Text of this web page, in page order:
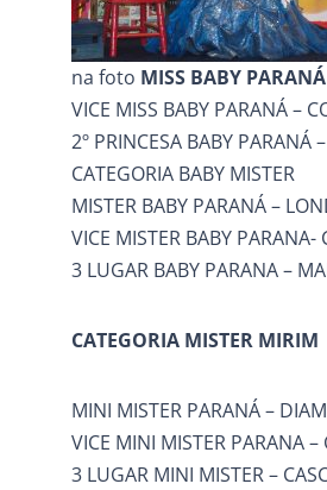
na foto MISS BABY
VICE MISS BABY PARANÁ –
2º PRINCESA BABY PARANÁ
CATEGORIA BABY MISTER
MISTER BABY PARANÁ –
VICE MISTER BABY
3 LUGAR BABY PARANA –
CATEGORIA MISTER MIRIM
MINI MISTER PARANÁ –
VICE MINI MISTER PARANA –
3 LUGAR MINI MISTER –